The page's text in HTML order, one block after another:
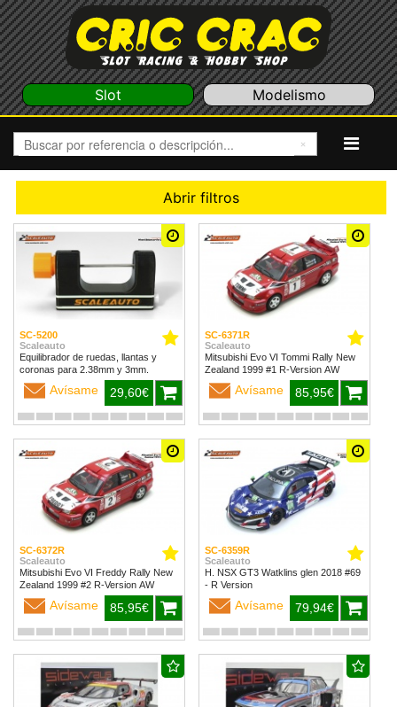
Slot Modelismo
Abrir filtros
SC-5200
Scaleauto
Equilibrador de ruedas, llantas y
coronas para 2.38mm y 3mm.
Avísame 29,60€
SC-6371R
Scaleauto
Mitsubishi Evo VI Tommi Rally New
Zealand 1999 #1 R-Version AW
Avísame 85,95€
SC-6372R
Scaleauto
Mitsubishi Evo VI Freddy Rally New
Zealand 1999 #2 R-Version AW
Avísame 85,95€
SC-6359R
Scaleauto
H. NSX GT3 Watklins glen 2018 #69
- R Version
Avísame 79,94€